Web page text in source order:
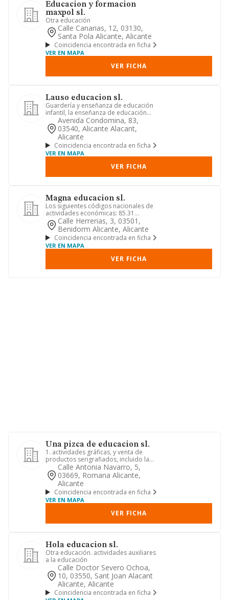
Educacion y formacion
maxpol sl.
Otra educación
Calle Canarias, 12, 03130,
Santa Pola Alicante, Alicante
Coincidencia encontrada en ficha
VER EN MAPA
VER FICHA
Lauso educacion sl.
Guardería y enseñanza de educación
infantil, la enseñanza de educación
general básica y sus servici...
Avenida Condomina, 83,
03540, Alicante Alacant,
Alicante
Coincidencia encontrada en ficha
VER EN MAPA
VER FICHA
Magna educacion sl.
Los siguientes códigos nacionales de
actividades económicas: 85.31
educación secundaria general, 68...
Calle Herrerias, 3, 03501,
Benidorm Alicante, Alicante
Coincidencia encontrada en ficha
VER EN MAPA
VER FICHA
Una pizca de educacion sl.
1. actividades gráficas, y venta de
productos serigrafiados, incluido la
venta online. 2. publicaci...
Calle Antonia Navarro, 5,
03669, Romana Alicante,
Alicante
Coincidencia encontrada en ficha
VER EN MAPA
VER FICHA
Hola educacion sl.
Otra educación. actividades auxiliares
a la educación
Calle Doctor Severo Ochoa,
10, 03550, Sant Joan Alacant
Alicante, Alicante
Coincidencia encontrada en ficha